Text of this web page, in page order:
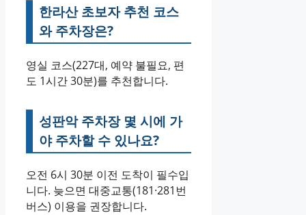
한라산 초보자 추천 코스
와 주차장은?
영실 코스(227대, 예약 불필요, 편
도 1시간 30분)를 추천합니다.
성판악 주차장 몇 시에 가
야 주차할 수 있나요?
오전 6시 30분 이전 도착이 필수입
니다. 늦으면 대중교통(181·281번
버스) 이용을 권장합니다.